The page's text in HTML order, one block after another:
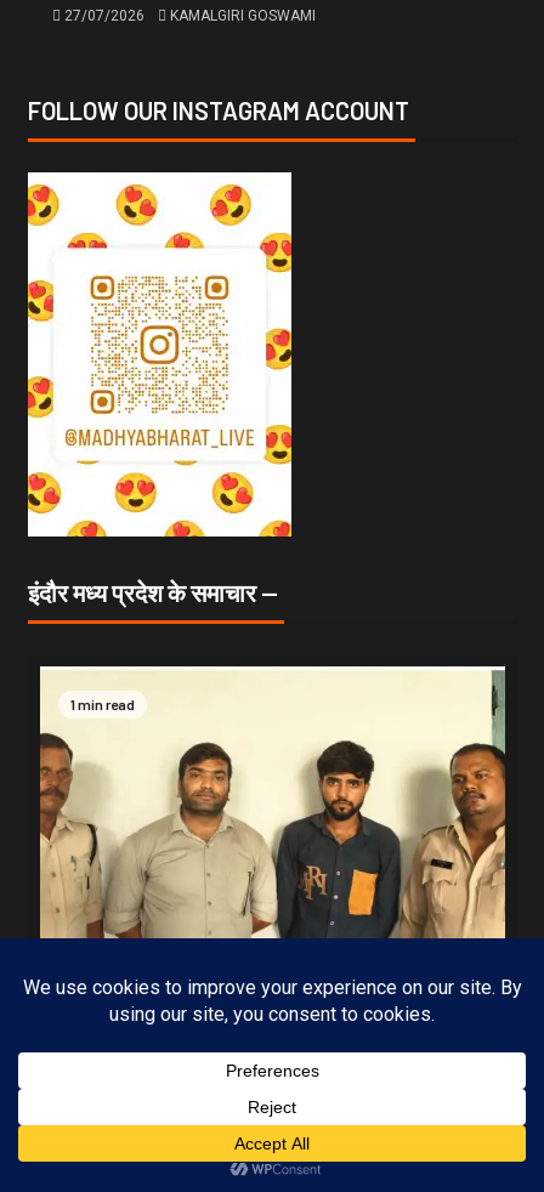
27/07/2026 KAMALGIRI GOSWAMI
FOLLOW OUR INSTAGRAM ACCOUNT
इंदौर मध्य प्रदेश के समाचार —
1 min read
पुलिस की बड़ी कार्रवाई 5 सौ के नकली नोटों के साथ
KAMALGIRI GOSWAMI